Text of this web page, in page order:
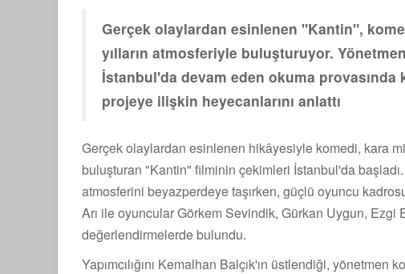
Gerçek olaylardan esinlenen "Kantin",
yılların atmosferiyle buluşturuyor.
İstanbul'da devam eden okuma
projeye ilişkin heyecanlarını anlattı
Gerçek olaylardan esinlenen hikâyesiyle komedi, kara
buluşturan "Kantin" filminin çekimleri İstanbul'da başladı.
atmosferini beyazperdeye taşırken, güçlü oyuncu
Arı ile oyuncular Görkem Sevindik, Gürkan Uygun,
değerlendirmelerde bulundu.
Yapımcılığını Kemalhan Balçık'ın üstlendiği, yönetmen